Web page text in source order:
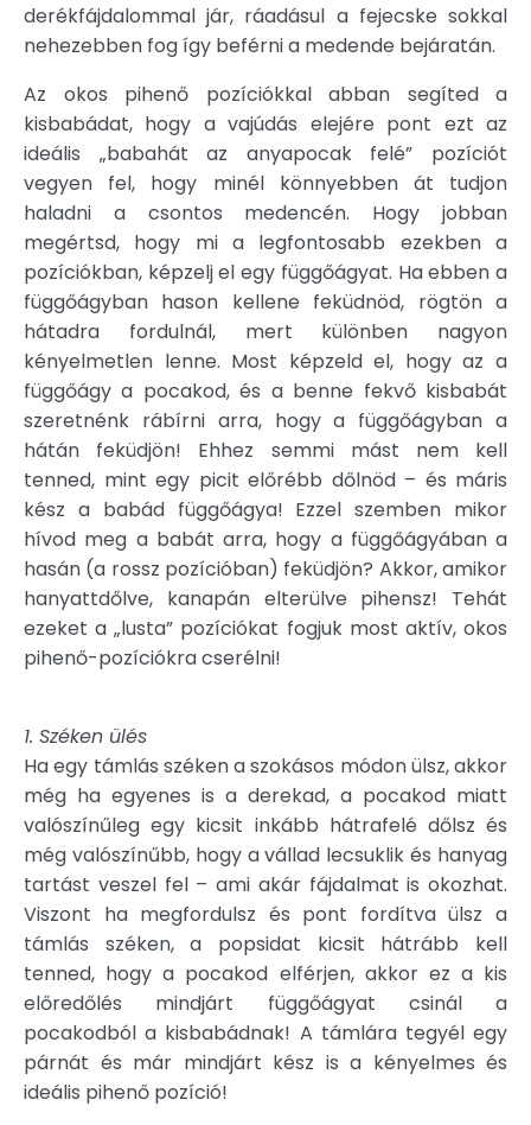
derékfájdalommal jár, ráadásul a fejecske sokkal
nehezebben fog így beférni a medende bejáratán.
Az okos pihenő pozíciókkal abban segíted a
kisbabádat, hogy a vajúdás elejére pont ezt az
ideális „babahát az anyapocak felé” pozíciót
vegyen fel, hogy minél könnyebben át tudjon
haladni a csontos medencén. Hogy jobban
megértsd, hogy mi a legfontosabb ezekben a
pozíciókban, képzelj el egy függőágyat. Ha ebben a
függőágyban hason kellene feküdnöd, rögtön a
hátadra fordulnál, mert különben nagyon
kényelmetlen lenne. Most képzeld el, hogy az a
függőágy a pocakod, és a benne fekvő kisbabát
szeretnénk rábírni arra, hogy a függőágyban a
hátán feküdjön! Ehhez semmi mást nem kell
tenned, mint egy picit előrébb dőlnöd – és máris
kész a babád függőágya! Ezzel szemben mikor
hívod meg a babát arra, hogy a függőágyában a
hasán (a rossz pozícióban) feküdjön? Akkor, amikor
hanyattdőlve, kanapán elterülve pihensz! Tehát
ezeket a „lusta” pozíciókat fogjuk most aktív, okos
pihenő-pozíciókra cserélni!
1. Széken ülés
Ha egy támlás széken a szokásos módon ülsz, akkor
még ha egyenes is a derekad, a pocakod miatt
valószínűleg egy kicsit inkább hátrafelé dőlsz és
még valószínűbb, hogy a vállad lecsuklik és hanyag
tartást veszel fel – ami akár fájdalmat is okozhat.
Viszont ha megfordulsz és pont fordítva ülsz a
támlás széken, a popsidat kicsit hátrább kell
tenned, hogy a pocakod elférjen, akkor ez a kis
előredőlés mindjárt függőágyat csinál a
pocakodból a kisbabádnak! A támlára tegyél egy
párnát és már mindjárt kész is a kényelmes és
ideális pihenő pozíció!